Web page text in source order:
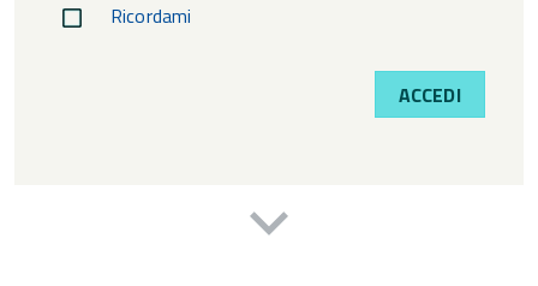
Ricordami
ACCEDI